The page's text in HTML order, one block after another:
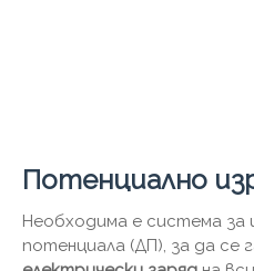
Потенциално
Необходима е система за
потенциала (ДП), за да се